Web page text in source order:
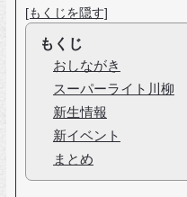
[もくじを隠す]
もくじ
おしながき
スーパーライト川柳
新生情報
新イベント
まとめ